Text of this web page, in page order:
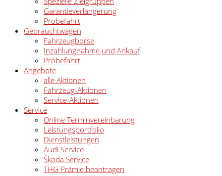
Garantieverlängerung
Probefahrt
Gebrauchtwagen
Fahrzeugbörse
Inzahlungnahme und Ankauf
Probefahrt
Angebote
alle Aktionen
Fahrzeug-Aktionen
Service-Aktionen
Service
Online Terminvereinbarung
Leistungsportfolio
Dienstleistungen
Audi Service
Škoda Service
THG Prämie beantragen